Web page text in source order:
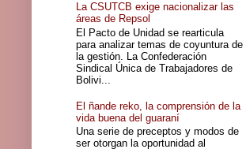
La CSUTCB exige nacionalizar las
áreas de Repsol
El Pacto de Unidad se rearticula
para analizar temas de coyuntura de
la gestión. La Confederación
Sindical Única de Trabajadores de
Bolivi...
El ñande reko, la comprensión de la
vida buena del guaraní
Una serie de preceptos y modos de
ser otorgan la oportunidad al